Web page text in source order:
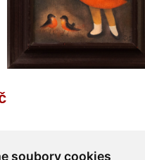
soubory cookies